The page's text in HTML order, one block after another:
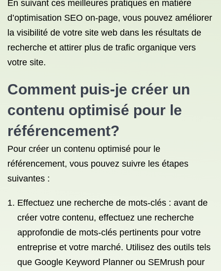
En suivant ces meilleures pratiques en matière
d’optimisation SEO on-page, vous pouvez améliorer
la visibilité de votre site web dans les résultats de
recherche et attirer plus de trafic organique vers
votre site.
Comment puis-je créer un
contenu optimisé pour le
référencement?
Pour créer un contenu optimisé pour le
référencement, vous pouvez suivre les étapes
suivantes :
Effectuez une recherche de mots-clés : avant de
créer votre contenu, effectuez une recherche
approfondie de mots-clés pertinents pour votre
entreprise et votre marché. Utilisez des outils tels
que Google Keyword Planner ou SEMrush pour